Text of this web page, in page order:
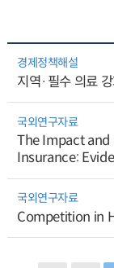
경제정책해설
지역·필수 의료
국외연구자료
The Impact
Insurance:
국외연구자료
Competition in